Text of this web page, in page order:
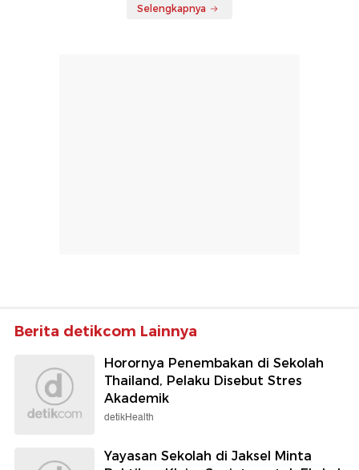
Selengkapnya
Berita detikcom Lainnya
Horornya Penembakan di Sekolah
Thailand, Pelaku Disebut Stres
Akademik
detikHealth
Yayasan Sekolah di Jaksel Minta